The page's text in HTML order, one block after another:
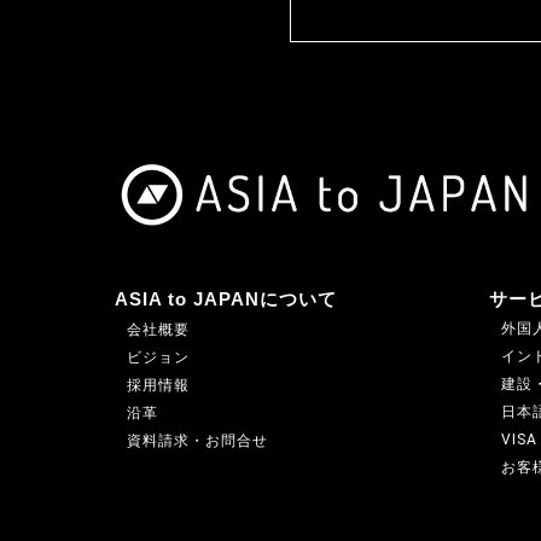
ASIA to JAPANについて
会社概要
ビジョン
採用情報
沿革
資料請求・お問合せ
サー
外国
イン
建設
日本
VISA
お客